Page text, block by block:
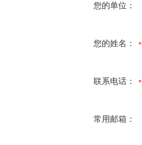
您的单位：
您的姓名：
联系电话：
常用邮箱：